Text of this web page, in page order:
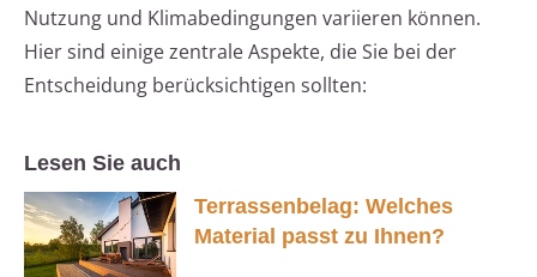
Nutzung und Klimabedingungen variieren können.
Hier sind einige zentrale Aspekte, die Sie bei der
Entscheidung berücksichtigen sollten:
Lesen Sie auch
Terrassenbelag: Welches
Material passt zu Ihnen?